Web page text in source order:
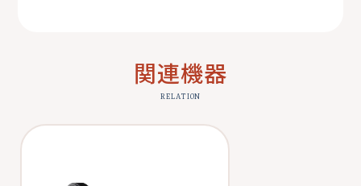
関連機器
RELATION